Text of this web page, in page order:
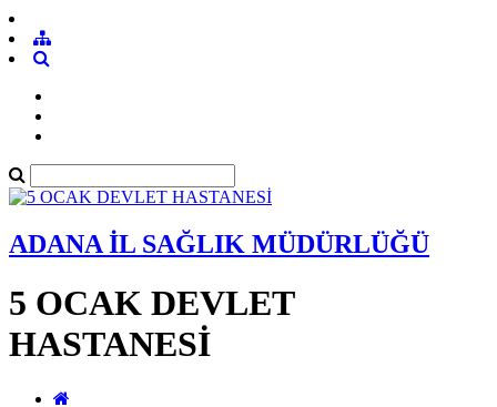
ADANA İL SAĞLIK MÜDÜRLÜĞÜ
5 OCAK DEVLET
HASTANESİ